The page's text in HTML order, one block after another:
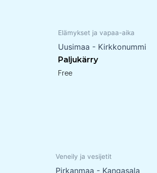
Elämykset ja vapaa-aika
Uusimaa - Kirkkonummi
Paljukärry
Free
Veneily ja vesijetit
Pirkanmaa - Kangasala